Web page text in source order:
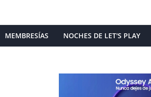
MEMBRESÍAS NOCHES DE LET'S PLAY